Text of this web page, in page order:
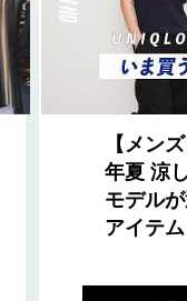
【メン
年夏 涼
モデル
アイテム